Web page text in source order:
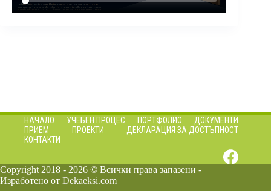
НАЧАЛО УЧЕБЕН ПРОЦЕС ПОРТФОЛИО
ДОКУМЕНТИ
ПРИЕМ
ПРОЕКТИ
ДЕКЛАРАЦИЯ ЗА ДОСТЪПНОСТ
КОНТАКТИ
Copyright 2018 - 2026 © Всички права запазени -
Изработено от Dekaeksi.com